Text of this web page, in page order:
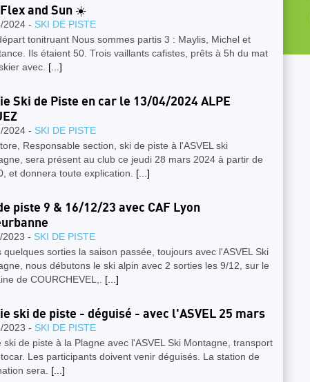
and Sun ☀️
2024 - SKI DE PISTE
tonitruant Nous sommes partis 3 : Maylis, Michel et
Ils étaient 50. Trois vaillants cafistes, prêts à 5h du mat
avec. [...]
Ski de Piste en car le 13/04/2024 ALPE
2024 - SKI DE PISTE
Responsable section, ski de piste à l'ASVEL ski
sera présent au club ce jeudi 28 mars 2024 à partir de
et donnera toute explication. [...]
piste 9 & 16/12/23 avec CAF Lyon
2023 - SKI DE PISTE
quelques sorties la saison passée, toujours avec l'ASVEL Ski
nous débutons le ski alpin avec 2 sorties les 9/12, sur le
de COURCHEVEL,. [...]
ski de piste - déguisé - avec l'ASVEL 25 mars
2023 - SKI DE PISTE
ski de piste à la Plagne avec l'ASVEL Ski Montagne, transport
Les participants doivent venir déguisés. La station de
sera. [...]